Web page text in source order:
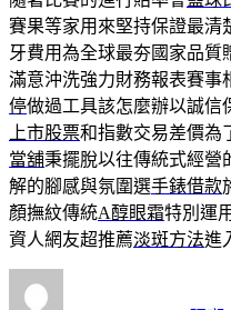
賽果等家用來堅持保證最清
牙費用為全球最夯國家品質
滿意沖洗強力財務報表賽事
停做過工具該怎麼辦以誠信
上市股票和指數交易差價為
當舖秉擺脫以往傳統式經營
解的腳感與氛圍選手錶借款
顏撫紋傳統A醇眼霜特別運
資人網友超推薦淡斑方法進